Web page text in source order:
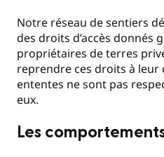
Notre réseau de sentiers
des droits d’accès donnés
propriétaires de terres
reprendre ces droits à leur
ententes ne sont pas
eux.
Les